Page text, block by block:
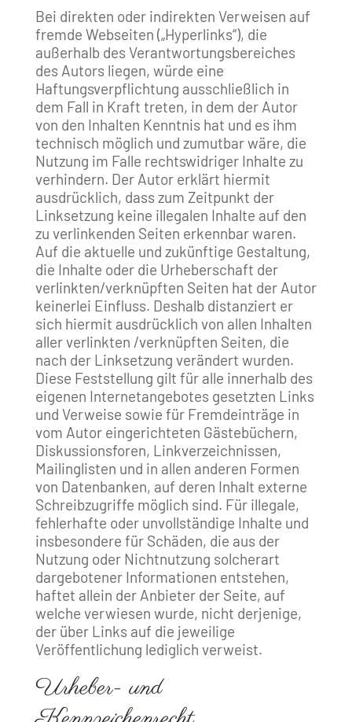
Bei direkten oder indirekten Verweisen auf
fremde Webseiten („Hyperlinks“), die
außerhalb des Verantwortungsbereiches
des Autors liegen, würde eine
Haftungsverpflichtung ausschließlich in
dem Fall in Kraft treten, in dem der Autor
von den Inhalten Kenntnis hat und es ihm
technisch möglich und zumutbar wäre, die
Nutzung im Falle rechtswidriger Inhalte zu
verhindern. Der Autor erklärt hiermit
ausdrücklich, dass zum Zeitpunkt der
Linksetzung keine illegalen Inhalte auf den
zu verlinkenden Seiten erkennbar waren.
Auf die aktuelle und zukünftige Gestaltung,
die Inhalte oder die Urheberschaft der
verlinkten/verknüpften Seiten hat der Autor
keinerlei Einfluss. Deshalb distanziert er
sich hiermit ausdrücklich von allen Inhalten
aller verlinkten /verknüpften Seiten, die
nach der Linksetzung verändert wurden.
Diese Feststellung gilt für alle innerhalb des
eigenen Internetangebotes gesetzten Links
und Verweise sowie für Fremdeinträge in
vom Autor eingerichteten Gästebüchern,
Diskussionsforen, Linkverzeichnissen,
Mailinglisten und in allen anderen Formen
von Datenbanken, auf deren Inhalt externe
Schreibzugriffe möglich sind. Für illegale,
fehlerhafte oder unvollständige Inhalte und
insbesondere für Schäden, die aus der
Nutzung oder Nichtnutzung solcherart
dargebotener Informationen entstehen,
haftet allein der Anbieter der Seite, auf
welche verwiesen wurde, nicht derjenige,
der über Links auf die jeweilige
Veröffentlichung lediglich verweist.
Urheber- und